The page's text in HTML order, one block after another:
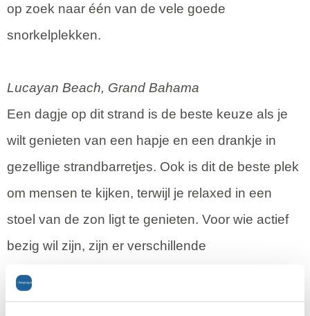
op zoek naar één van de vele goede
snorkelplekken.
Lucayan Beach, Grand Bahama
Een dagje op dit strand is de beste keuze als je
wilt genieten van een hapje en een drankje in
gezellige strandbarretjes. Ook is dit de beste plek
om mensen te kijken, terwijl je relaxed in een
stoel van de zon ligt te genieten. Voor wie actief
bezig wil zijn, zijn er verschillende
watersportactiviteiten.